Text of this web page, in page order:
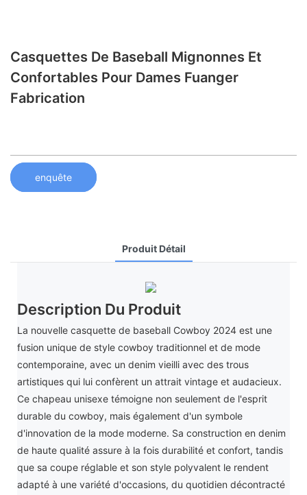
Casquettes De Baseball Mignonnes Et
Confortables Pour Dames Fuanger
Fabrication
enquête
Produit Détail
Description Du Produit
La nouvelle casquette de baseball Cowboy 2024 est une
fusion unique de style cowboy traditionnel et de mode
contemporaine, avec un denim vieilli avec des trous
artistiques qui lui confèrent un attrait vintage et audacieux.
Ce chapeau unisexe témoigne non seulement de l'esprit
durable du cowboy, mais également d'un symbole
d'innovation de la mode moderne. Sa construction en denim
de haute qualité assure à la fois durabilité et confort, tandis
que sa coupe réglable et son style polyvalent le rendent
adapté à une variété d'occasions, du quotidien décontracté